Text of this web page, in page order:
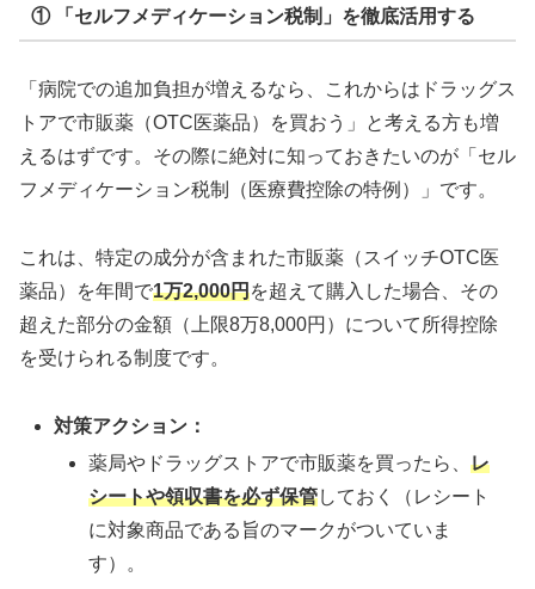
① 「セルフメディケーション税制」を徹底活用する
「病院での追加負担が増えるなら、これからはドラッグス
トアで市販薬（OTC医薬品）を買おう」と考える方も増
えるはずです。その際に絶対に知っておきたいのが「セル
フメディケーション税制（医療費控除の特例）」です。
これは、特定の成分が含まれた市販薬（スイッチOTC医
薬品）を年間で1万2,000円を超えて購入した場合、その
超えた部分の金額（上限8万8,000円）について所得控除
を受けられる制度です。
対策アクション：
薬局やドラッグストアで市販薬を買ったら、レ
シートや領収書を必ず保管しておく（レシート
に対象商品である旨のマークがついていま
す）。